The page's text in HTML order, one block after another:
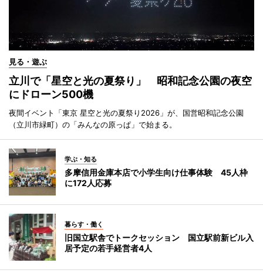
見る・遊ぶ
立川で「星空と光の夏祭り」 昭和記念公園の夜空
にドローン500機
夜間イベント「東京 星空と光の夏祭り2026」が、国営昭和記念公園
（立川市緑町）の「みんなの原っぱ」で始まる。
学ぶ・知る
多摩信用金庫本店で小学生向け仕事体験 45人枠
に172人応募
暮らす・働く
旧国立駅舎でトークセッション 国立駅前新ビル入
居予定の若手経営者4人